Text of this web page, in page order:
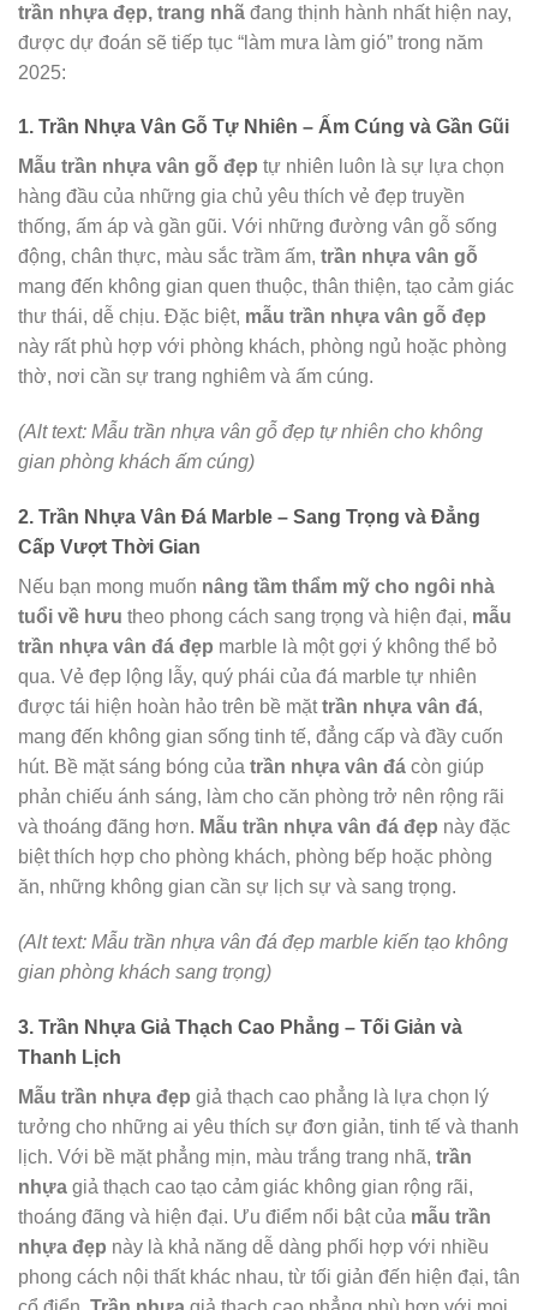
trần nhựa đẹp, trang nhã đang thịnh hành nhất hiện nay,
được dự đoán sẽ tiếp tục “làm mưa làm gió” trong năm
2025:
1. Trần Nhựa Vân Gỗ Tự Nhiên – Ấm Cúng và Gần Gũi
Mẫu trần nhựa vân gỗ đẹp tự nhiên luôn là sự lựa chọn
hàng đầu của những gia chủ yêu thích vẻ đẹp truyền
thống, ấm áp và gần gũi. Với những đường vân gỗ sống
động, chân thực, màu sắc trầm ấm, trần nhựa vân gỗ
mang đến không gian quen thuộc, thân thiện, tạo cảm giác
thư thái, dễ chịu. Đặc biệt, mẫu trần nhựa vân gỗ đẹp
này rất phù hợp với phòng khách, phòng ngủ hoặc phòng
thờ, nơi cần sự trang nghiêm và ấm cúng.
(Alt text: Mẫu trần nhựa vân gỗ đẹp tự nhiên cho không
gian phòng khách ấm cúng)
2. Trần Nhựa Vân Đá Marble – Sang Trọng và Đẳng
Cấp Vượt Thời Gian
Nếu bạn mong muốn nâng tầm thẩm mỹ cho ngôi nhà
tuổi về hưu theo phong cách sang trọng và hiện đại, mẫu
trần nhựa vân đá đẹp marble là một gợi ý không thể bỏ
qua. Vẻ đẹp lộng lẫy, quý phái của đá marble tự nhiên
được tái hiện hoàn hảo trên bề mặttrần nhựa vân đá,
mang đến không gian sống tinh tế, đẳng cấp và đầy cuốn
hút. Bề mặt sáng bóng của trần nhựa vân đá còn giúp
phản chiếu ánh sáng, làm cho căn phòng trở nên rộng rãi
và thoáng đãng hơn. Mẫu trần nhựa vân đá đẹp này đặc
biệt thích hợp cho phòng khách, phòng bếp hoặc phòng
ăn, những không gian cần sự lịch sự và sang trọng.
(Alt text: Mẫu trần nhựa vân đá đẹp marble kiến tạo không
gian phòng khách sang trọng)
3. Trần Nhựa Giả Thạch Cao Phẳng – Tối Giản và
Thanh Lịch
Mẫu trần nhựa đẹp giả thạch cao phẳng là lựa chọn lý
tưởng cho những ai yêu thích sự đơn giản, tinh tế và thanh
lịch. Với bề mặt phẳng mịn, màu trắng trang nhã, trần
nhựa giả thạch cao tạo cảm giác không gian rộng rãi,
thoáng đãng và hiện đại. Ưu điểm nổi bật của mẫu trần
nhựa đẹp này là khả năng dễ dàng phối hợp với nhiều
phong cách nội thất khác nhau, từ tối giản đến hiện đại, tân